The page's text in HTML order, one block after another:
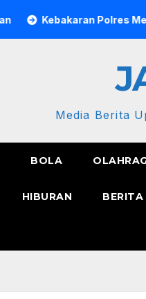
Polres Metro
Media Berita
BOLA
HIBURAN BERITA